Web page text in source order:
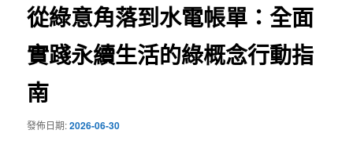
從綠意角落到水電帳單：全面
實踐永續生活的綠概念行動指
南
發佈日期:2026-06-30